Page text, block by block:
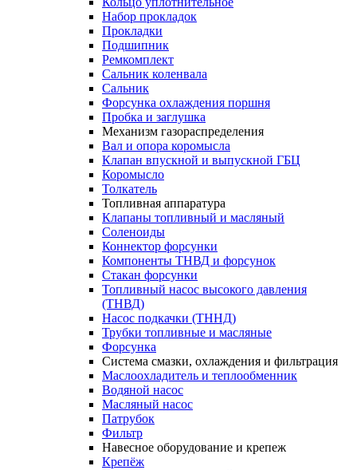
Набор прокладок
Прокладки
Подшипник
Ремкомплект
Сальник коленвала
Сальник
Форсунка охлаждения поршня
Пробка и заглушка
Механизм газораспределения
Вал и опора коромысла
Клапан впускной и выпускной ГБЦ
Коромысло
Толкатель
Топливная аппаратура
Клапаны топливный и масляный
Соленоиды
Коннектор форсунки
Компоненты ТНВД и форсунок
Стакан форсунки
Топливный насос высокого давления
(ТНВД)
Насос подкачки (ТННД)
Трубки топливные и масляные
Форсунка
Система смазки, охлаждения и фильтрация
Маслоохладитель и теплообменник
Водяной насос
Масляный насос
Патрубок
Фильтр
Навесное оборудование и крепеж
Крепёж